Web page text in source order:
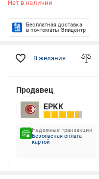
Нет в наличии
Бесплатная доставка
в почтоматы Эпицентр
В желания
Продавец
EPKK
Надежные транзакции
Безопасная оплата
картой